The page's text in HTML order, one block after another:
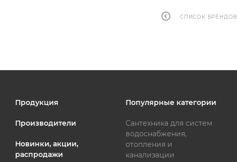
СПИСОК БРЕНДОВ
Продукция
Производители
Новинки, акции,
распродажи
Популярные категории
Сантехника для систем
водоснабжения,
отопления и
канализации